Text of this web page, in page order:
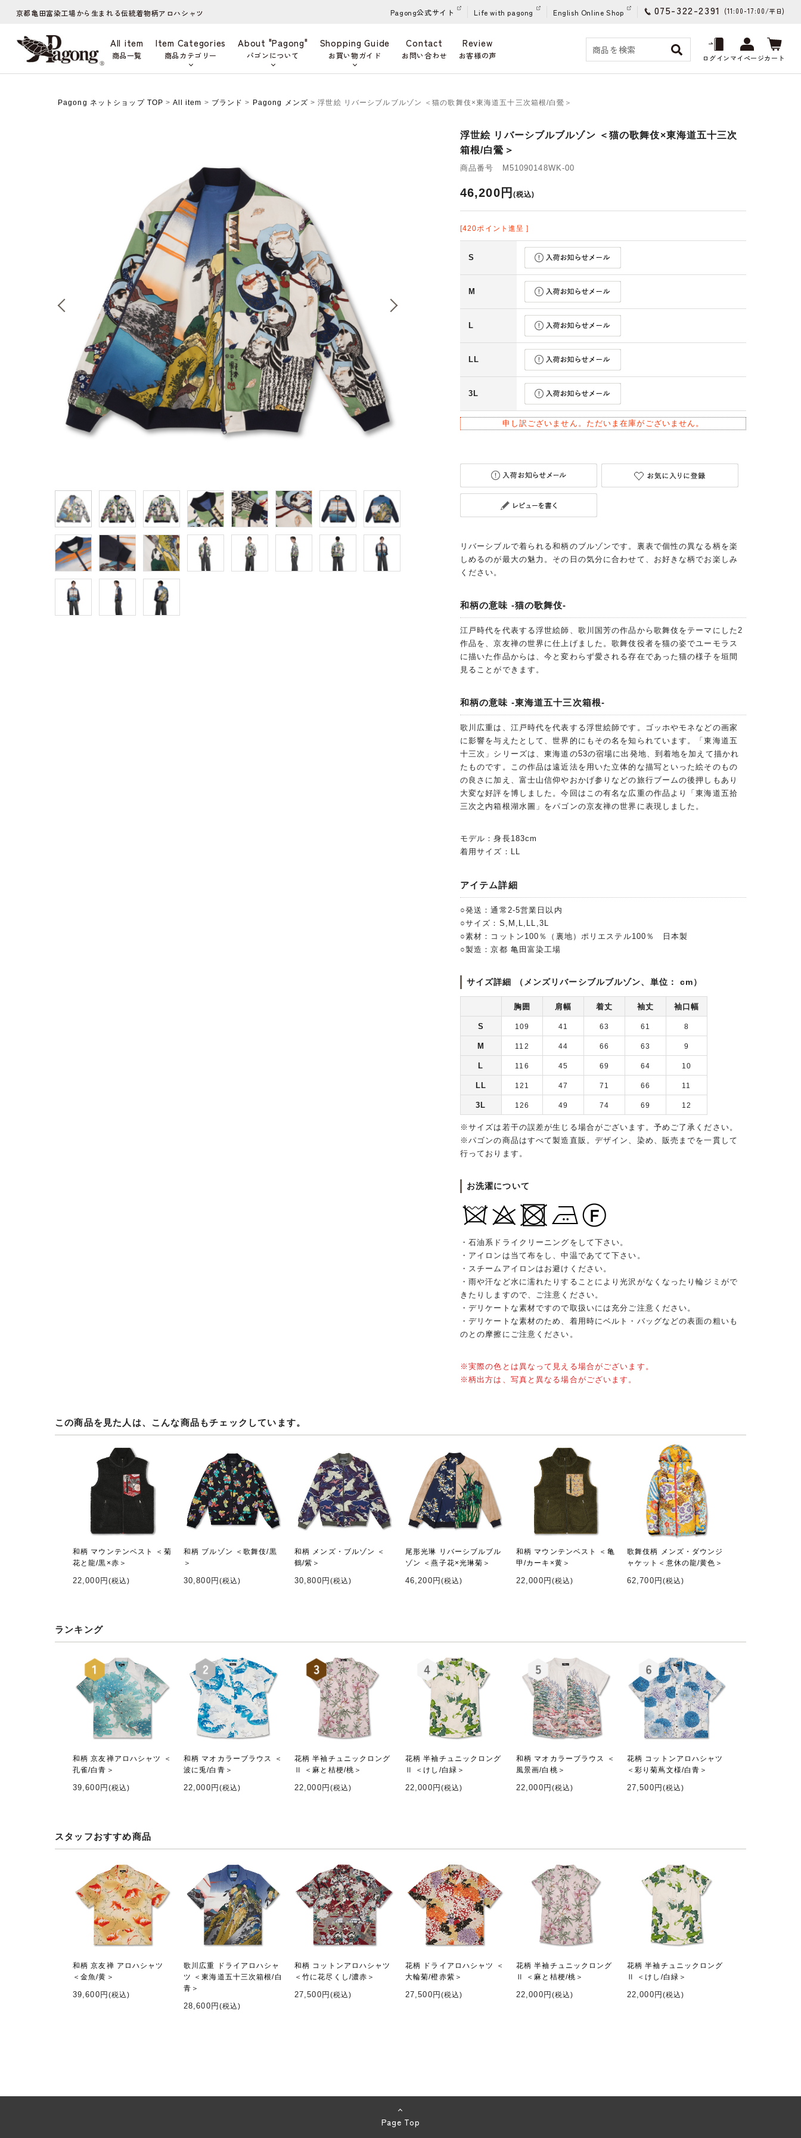
京都亀田富染工場から生まれる伝統着物柄アロハシャツ Pagong公式サイト Life with pagong English Online Shop 075-322-2391 (11:00-17:00/平日)
All item
商品一覧
Item Categories
商品カテゴリー
About "Pagong"
パゴンについて
Shopping Guide
お買い物ガイド
Contact
お問い合わせ
Review
お客様の声 ログインマイページカート
Pagong ネットショップ TOP > All item > ブランド > Pagong メンズ > 浮世絵 リバーシブルブルゾン ＜猫の歌舞伎×東海道五十三次箱根/白鶯＞
浮世絵 リバーシブルブルゾン ＜猫の歌舞伎×東海道五十三次
箱根/白鶯＞
商品番号 M51090148WK-00
46,200円 (税込)
[420ポイント進呈 ]
S
M
L
LL
3L
申し訳ございません。ただいま在庫がございません。
リバーシブルで着られる和柄のブルゾンです。裏表で個性の異なる柄を楽
しめるのが最大の魅力。その日の気分に合わせて、お好きな柄でお楽しみ
ください。
和柄の意味 -猫の歌舞伎-
江戸時代を代表する浮世絵師、歌川国芳の作品から歌舞伎をテーマにした2
作品を、京友禅の世界に仕上げました。歌舞伎役者を猫の姿でユーモラス
に描いた作品からは、今と変わらず愛される存在であった猫の様子を垣間
見ることができます。
和柄の意味 -東海道五十三次箱根-
歌川広重は、江戸時代を代表する浮世絵師です。ゴッホやモネなどの画家
に影響を与えたとして、世界的にもその名を知られています。「東海道五
十三次」シリーズは、東海道の53の宿場に出発地、到着地を加えて描かれ
たものです。この作品は遠近法を用いた立体的な描写といった絵そのもの
の良さに加え、富士山信仰やおかげ参りなどの旅行ブームの後押しもあり
大変な好評を博しました。今回はこの有名な広重の作品より「東海道五拾
三次之内箱根湖水圖」をパゴンの京友禅の世界に表現しました。
モデル：身長183cm
着用サイズ：LL
アイテム詳細
○発送：通常2-5営業日以内
○サイズ：S,M,L,LL,3L
○素材：コットン100％（裏地）ポリエステル100％ 日本製
○製造：京都 亀田富染工場
サイズ詳細 （メンズリバーシブルブルゾン、単位： cm）
胸囲 肩幅 着丈 袖丈 袖口幅
S 109 41 63 61 8
M 112 44 66 63 9
L 116 45 69 64 10
LL 121 47 71 66 11
3L 126 49 74 69 12
※サイズは若干の誤差が生じる場合がございます。予めご了承ください。
※パゴンの商品はすべて製造直販。デザイン、染め、販売までを一貫して
行っております。
お洗濯について
・石油系ドライクリーニングをして下さい。
・アイロンは当て布をし、中温であてて下さい。
・スチームアイロンはお避けください。
・雨や汗など水に濡れたりすることにより光沢がなくなったり輪ジミがで
きたりしますので、ご注意ください。
・デリケートな素材ですので取扱いには充分ご注意ください。
・デリケートな素材のため、着用時にベルト・バッグなどの表面の粗いも
のとの摩擦にご注意ください。
※実際の色とは異なって見える場合がございます。
※柄出方は、写真と異なる場合がございます。
この商品を見た人は、こんな商品もチェックしています。
和柄 マウンテンベスト ＜菊
花と龍/黒×赤＞
22,000円 (税込)
和柄 ブルゾン ＜歌舞伎/黒
＞
30,800円 (税込)
和柄 メンズ・ブルゾン ＜
鶴/紫＞
30,800円 (税込)
尾形光琳 リバーシブルブル
ゾン ＜燕子花×光琳菊＞
46,200円 (税込)
和柄 マウンテンベスト ＜亀
甲/カーキ×黄＞
22,000円 (税込)
歌舞伎柄 メンズ・ダウンジ
ャケット＜意休の龍/黄色＞
62,700円 (税込)
ランキング
和柄 京友禅アロハシャツ ＜
孔雀/白青＞
39,600円 (税込)
和柄 マオカラーブラウス ＜
波に兎/白青＞
22,000円 (税込)
花柄 半袖チュニックロング
Ⅱ ＜麻と桔梗/桃＞
22,000円 (税込)
花柄 半袖チュニックロング
Ⅱ ＜けし/白緑＞
22,000円 (税込)
和柄 マオカラーブラウス ＜
風景画/白桃＞
22,000円 (税込)
花柄 コットンアロハシャツ
＜彩り菊蔦文様/白青＞
27,500円 (税込)
スタッフおすすめ商品
和柄 京友禅 アロハシャツ
＜金魚/黄＞
39,600円 (税込)
歌川広重 ドライアロハシャ
ツ ＜東海道五十三次箱根/白
青＞
28,600円 (税込)
和柄 コットンアロハシャツ
＜竹に花尽くし/濃赤＞
27,500円 (税込)
花柄 ドライアロハシャツ ＜
大輪菊/橙赤紫＞
27,500円 (税込)
花柄 半袖チュニックロング
Ⅱ ＜麻と桔梗/桃＞
22,000円 (税込)
花柄 半袖チュニックロング
Ⅱ ＜けし/白緑＞
22,000円 (税込)
Page Top